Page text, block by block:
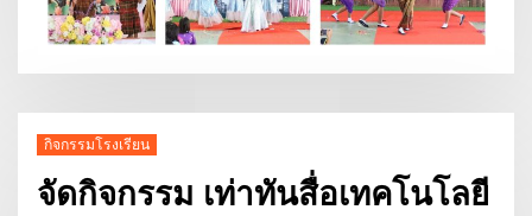
กิจกรรมโรงเรียน
จัดกิจกรรม เท่าทันสื่อเทคโนโลยี